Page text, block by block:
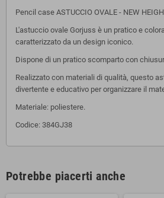
Pencil case ASTUCCIO OVALE - NEW
L'astuccio ovale Gorjuss è un pratico e
caratterizzato da un design iconico.
Dispone di un pratico scomparto con
Realizzato con materiali di qualità, questo
divertente e educativo per organizzare il
Materiale: poliestere.
Codice: 384GJ38
Potrebbe piacerti anche